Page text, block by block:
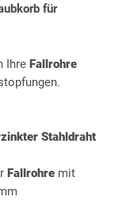
für
Ihre Fallrohre
Stahldraht
Fallrohre mit